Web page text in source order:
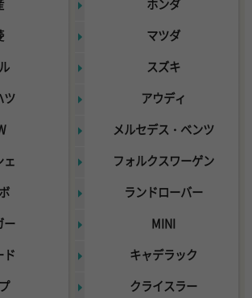
ホンダ
マツダ
スズキ
ツ
アウディ
メルセデス・ベンツ
ェ
フォルクスワーゲン
ランドローバー
ー
MINI
ド
キャデラック
クライスラー